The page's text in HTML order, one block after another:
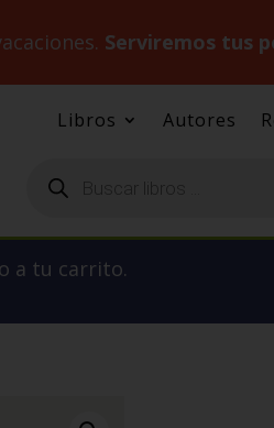
Serviremos tus
Libros Autores
productos
a tu carrito.